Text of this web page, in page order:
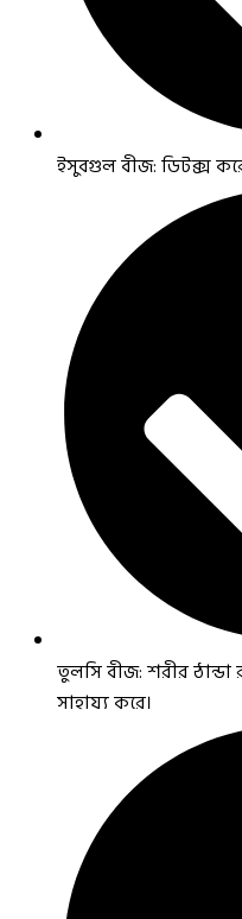
ইসুবগুল বীজ: ডিটক্স
তুলসি বীজ: শরীর
সাহায্য করে।